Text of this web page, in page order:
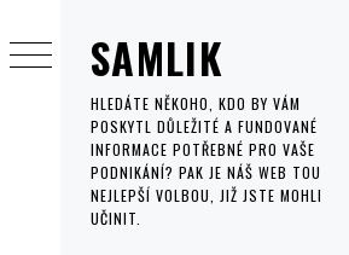
SAMLIK
HLEDÁTE NĚKOHO, KDO BY VÁM
POSKYTL DŮLEŽITÉ A FUNDOVANÉ
INFORMACE POTŘEBNÉ PRO VAŠE
PODNIKÁNÍ? PAK JE NÁŠ WEB TOU
NEJLEPŠÍ VOLBOU, JIŽ JSTE MOHLI
UČINIT.
to
content